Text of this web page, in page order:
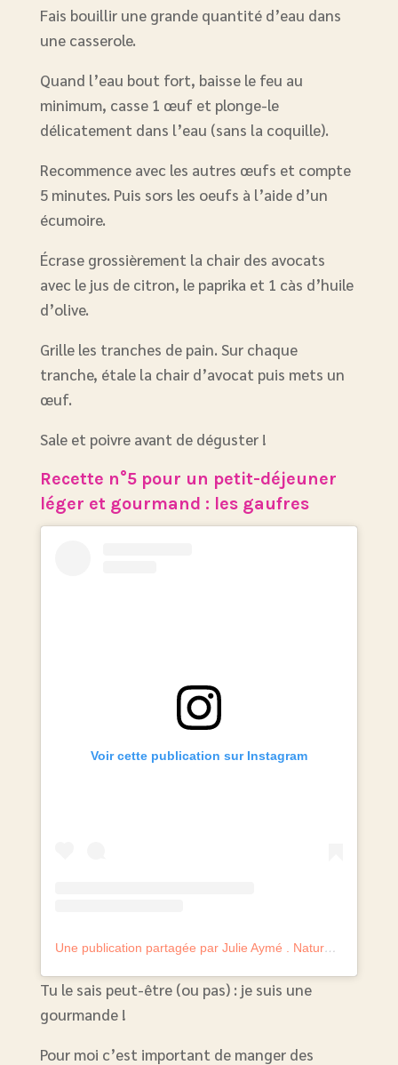
Fais bouillir une grande quantité d’eau dans
une casserole.
Quand l’eau bout fort, baisse le feu au
minimum, casse 1 œuf et plonge-le
délicatement dans l’eau (sans la coquille).
Recommence avec les autres œufs et compte
5 minutes. Puis sors les oeufs à l’aide d’un
écumoire.
Écrase grossièrement la chair des avocats
avec le jus de citron, le paprika et 1 càs d’huile
d’olive.
Grille les tranches de pain. Sur chaque
tranche, étale la chair d’avocat puis mets un
œuf.
Sale et poivre avant de déguster !
Recette n°5 pour un petit-déjeuner
léger et gourmand : les gaufres
Voir cette publication sur Instagram
Une publication partagée par Julie Aymé . Naturopathe experte perte de poids (@julie.aymelanaturo)
Tu le sais peut-être (ou pas) : je suis une
gourmande !
Pour moi c’est important de manger des